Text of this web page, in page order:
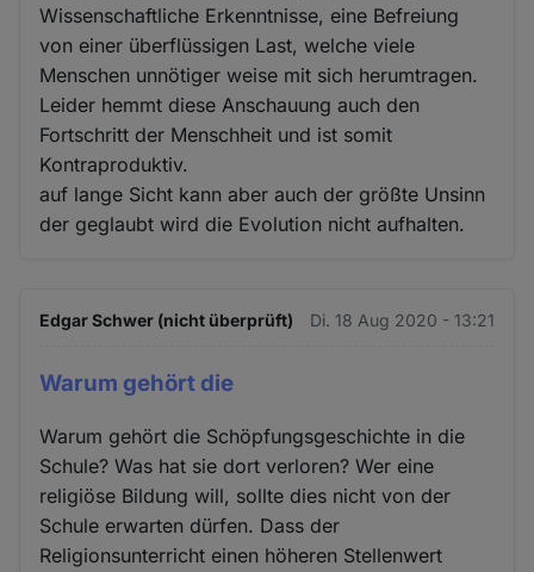
Wissenschaftliche Erkenntnisse, eine Befreiung
von einer überflüssigen Last, welche viele
Menschen unnötiger weise mit sich herumtragen.
Leider hemmt diese Anschauung auch den
Fortschritt der Menschheit und ist somit
Kontraproduktiv.
auf lange Sicht kann aber auch der größte Unsinn
der geglaubt wird die Evolution nicht aufhalten.
Edgar Schwer (nicht überprüft) Di. 18 Aug 2020 - 13:21
Warum gehört die
Warum gehört die Schöpfungsgeschichte in die
Schule? Was hat sie dort verloren? Wer eine
religiöse Bildung will, sollte dies nicht von der
Schule erwarten dürfen. Dass der
Religionsunterricht einen höheren Stellenwert